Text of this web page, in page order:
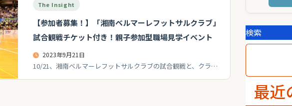
The Insight
【参加者募集！】「湘南ベルマーレフットサルクラブ」
試合観戦チケット付き！親子参加型職場見学イベント
2023年9月21日
10/21、湘南ベルマーレフットサルクラブの試合観戦と、クラ…
検索
最近